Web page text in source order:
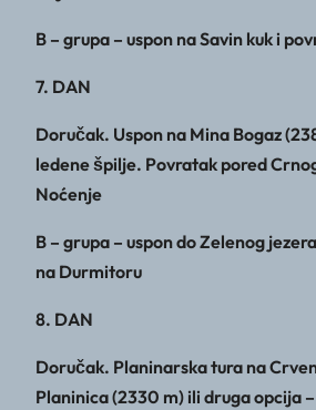
B – grupa – uspon na Savin kuk i
7. DAN
Doručak. Uspon na Mina Bogaz
ledene špilje. Povratak pored
Noćenje
B – grupa – uspon do Zelenog
na Durmitoru
8. DAN
Doručak. Planinarska tura na
Planinica (2330 m) ili druga opcija